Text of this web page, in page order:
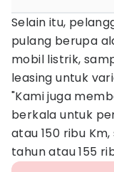
Selain itu,
pulang berupa
mobil listrik,
leasing untuk
"Kami juga
berkala untuk
atau 150 ribu
tahun atau 155